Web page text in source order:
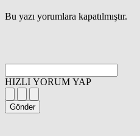
Bu yazı yorumlara kapatılmıştır.
HIZLI YORUM YAP
Gönder